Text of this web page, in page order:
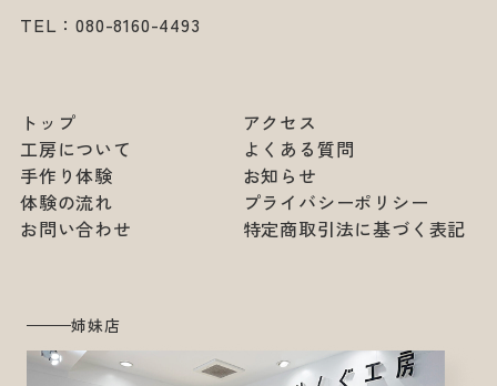
TEL：080-8160-4493
トップ
工房について
手作り体験
体験の流れ
お問い合わせ
アクセス
よくある質問
お知らせ
プライバシーポリシー
特定商取引法に基づく表記
姉妹店